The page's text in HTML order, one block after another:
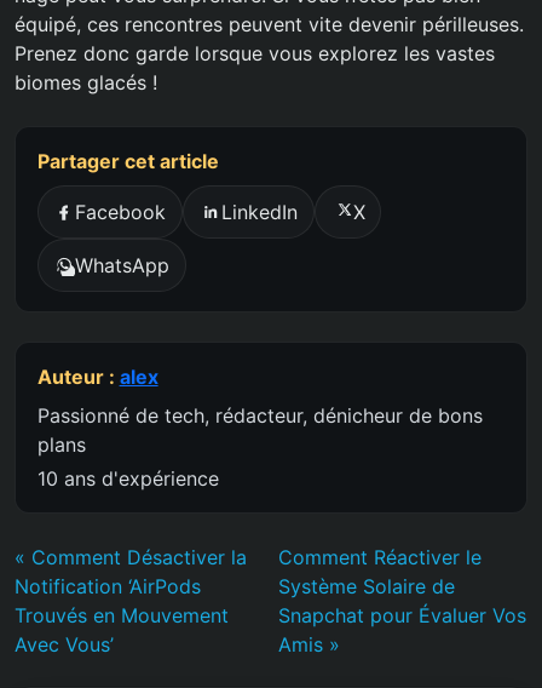
équipé, ces rencontres peuvent vite devenir périlleuses.
Prenez donc garde lorsque vous explorez les vastes
biomes glacés !
Partager cet article
Facebook LinkedIn X
WhatsApp
Auteur : alex
Passionné de tech, rédacteur, dénicheur de bons
plans
10 ans d'expérience
« Comment Désactiver la
Notification ‘AirPods
Trouvés en Mouvement
Avec Vous’
Comment Réactiver le
Système Solaire de
Snapchat pour Évaluer Vos
Amis »